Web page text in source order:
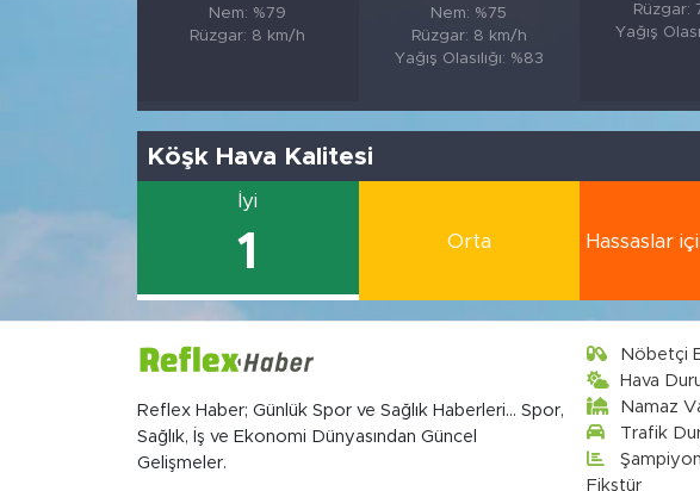
Nem: %79
Rüzgar: 8 km/h
Nem: %75
Rüzgar: 8 km/h
Yağış Olasılığı: %83
Rüzgar:
Yağış
Köşk Hava Kalitesi
İyi
1 Orta Hassaslar
Reflex Haber; Günlük Spor ve Sağlık Haberleri... Spor,
Sağlık, İş ve Ekonomi Dünyasından Güncel
Gelişmeler.
Nöbetçi
Hava
Namaz
Trafik
Fikstür